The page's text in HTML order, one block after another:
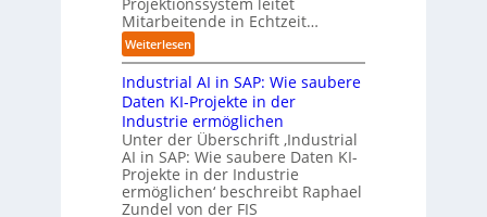
n
g
e
n
o
m
a
i
s
i
e
r
u
n
i
n
e
s
s
E
c
o
y
s
w
ä
c
h
s
t
w
e
i
t
e
g
t
M
i
s
s
r
a
u
e
n
Mitarbeitende in Echtzeit…
Weiterlesen:
L
a
r
s
h
l
f
t
Industrial AI in SAP: Wie saubere
Daten KI-Projekte in der
Industrie ermöglichen
Unter der Überschrift ‚Industrial
AI in SAP: Wie saubere Daten KI-
Projekte in der Industrie
ermöglichen‘ beschreibt Raphael
Zundel von der FIS